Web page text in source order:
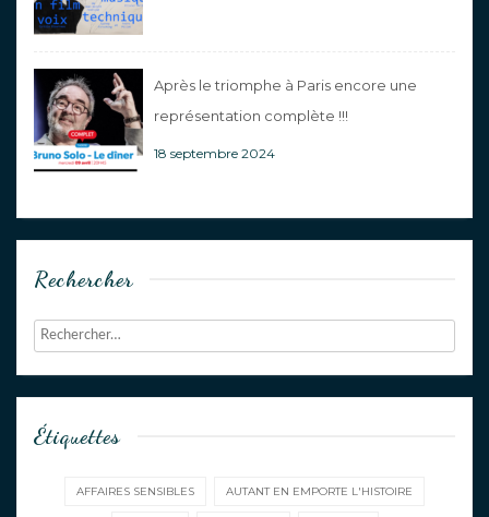
Après le triomphe à Paris encore une
représentation complète !!!
18 septembre 2024
Rechercher
Étiquettes
AFFAIRES SENSIBLES AUTANT EN EMPORTE L'HISTOIRE